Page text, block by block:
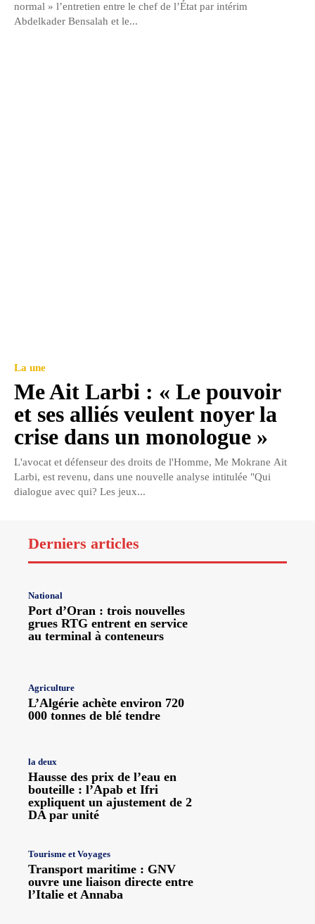
normal » l’entretien entre le chef de l’État par intérim
Abdelkader Bensalah et le...
La une
Me Ait Larbi : « Le pouvoir
et ses alliés veulent noyer la
crise dans un monologue »
L'avocat et défenseur des droits de l'Homme, Me Mokrane Ait
Larbi, est revenu, dans une nouvelle analyse intitulée "Qui
dialogue avec qui? Les jeux...
Derniers articles
National
Port d’Oran : trois nouvelles
grues RTG entrent en service
au terminal à conteneurs
Agriculture
L’Algérie achète environ 720
000 tonnes de blé tendre
la deux
Hausse des prix de l’eau en
bouteille : l’Apab et Ifri
expliquent un ajustement de 2
DA par unité
Tourisme et Voyages
Transport maritime : GNV
ouvre une liaison directe entre
l’Italie et Annaba